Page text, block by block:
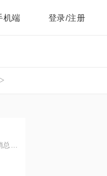
机端 登录/注册
总经